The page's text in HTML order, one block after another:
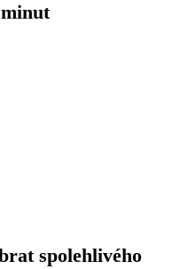
spolehlivého